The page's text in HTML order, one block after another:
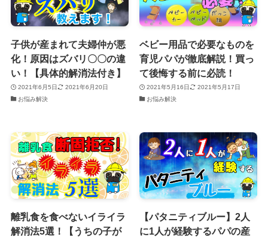
子供が産まれて夫婦仲が悪
化！原因はズバリ〇〇の違
い！【具体的解消法付き】
2021年6月5日
2021年6月20日
お悩み解決
ベビー用品で必要なものを
育児パパが徹底解説！買っ
て後悔する前に必読！
2021年5月16日
2021年5月17日
お悩み解決
離乳食を食べないイライラ
解消法5選！【うちの子が
【パタニティブルー】2人
に1人が経験するパパの産